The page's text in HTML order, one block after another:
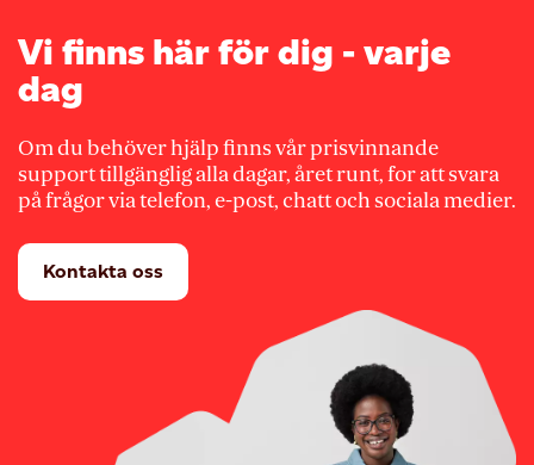
Vi finns här för dig - varje
dag
Om du behöver hjälp finns vår prisvinnande
support tillgänglig alla dagar, året runt, for att svara
på frågor via telefon, e-post, chatt och sociala medier.
Kontakta oss